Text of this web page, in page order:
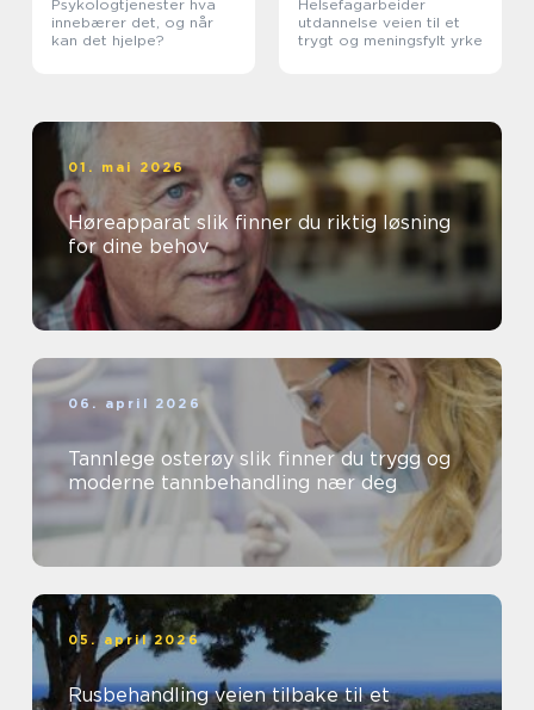
Psykologtjenester hva
innebærer det, og når
kan det hjelpe?
Helsefagarbeider
utdannelse veien til et
trygt og meningsfylt yrke
01. mai 2026
Høreapparat slik finner du riktig løsning
for dine behov
06. april 2026
Tannlege osterøy slik finner du trygg og
moderne tannbehandling nær deg
05. april 2026
Rusbehandling veien tilbake til et